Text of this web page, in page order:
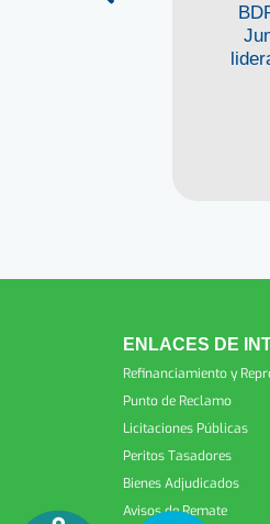
ENLACES DE
Refinanciamiento y
Punto de Reclamo
Licitaciones Públicas
Peritos Tasadores
Bienes Adjudicados
Avisos de Remate